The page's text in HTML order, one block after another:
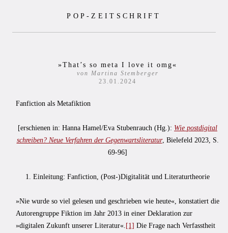
POP-ZEITSCHRIFT
»That’s so meta I love it omg«
von Martina Stemberger
23.01.2024
Fanfiction als Metafiktion
[erschienen in: Hanna Hamel/Eva Stubenrauch (Hg.): Wie postdigital
schreiben? Neue Verfahren der Gegenwartsliteratur, Bielefeld 2023, S.
69-96]
1. Einleitung: Fanfiction, (Post-)Digitalität und Literaturtheorie
»Nie wurde so viel gelesen und geschrieben wie heute«, konstatiert die
Autorengruppe Fiktion im Jahr 2013 in einer Deklaration zur
»digitalen Zukunft unserer Literatur«. [1] Die Frage nach Verfasstheit